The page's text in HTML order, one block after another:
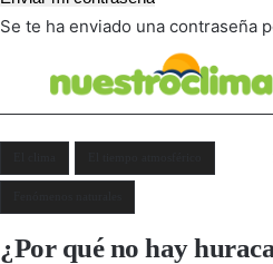
Se te ha enviado una contraseña
¿Por qué no hay